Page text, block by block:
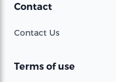
Contact
Contact Us
Terms of use